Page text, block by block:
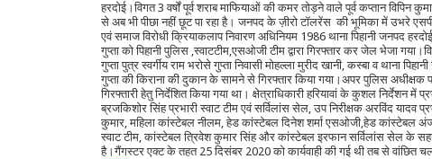
हरदोई।विगत 3 वर्षों पूर्व शराब माफियाओं की कमर तोड़ने वाले पूर्व कप्तान विपिन
से अब भी पीछा नहीं छूट पा रहा है। जनपद के ज़ीरो टॉलरेंस की भूमिका में उभरे
एवं समाज विरोधी क्रियाकलाप निवारण अधिनियम 1986 थाना पिहानी जनपद
गुप्ता को पिहानी पुलिस ,स्वाटटीम,एसओजी टीम द्वारा गिरफ्तार कर जेल भेजा
गुप्ता पुत्र स्वर्गीय राम भरोसे गुप्ता निवासी मोहल्ला मुरीद खानी, कस्बा व थाना
गुप्ता की किराना की दुकान के सामने से गिरफ्तार किया गया।अपर पुलिस अधीक्षक
गिरफ्तारी हेतु निर्देशित किया गया था। क्षेत्राधिकारी हरियावां के कुशल निर्देशन में
ब्रजकिशोर सिंह प्रभारी स्वाट टीम एवं सर्विलांस सेल, उप निरीक्षक अरविंद
कुमार, महिला कांस्टेबल नीलम, हेड कांस्टेबल दिनेश शर्मा एसओजी,हेड कांस्टेबल
स्वाट टीम, कांस्टेबल त्रिवेश कुमार सिंह और कांस्टेबल इरफान सर्विलांस सेल के
है।गैंगस्टर एक्ट के तहत 25 दिसंबर 2020 को कार्यवाही की गई थी तब से वांछित